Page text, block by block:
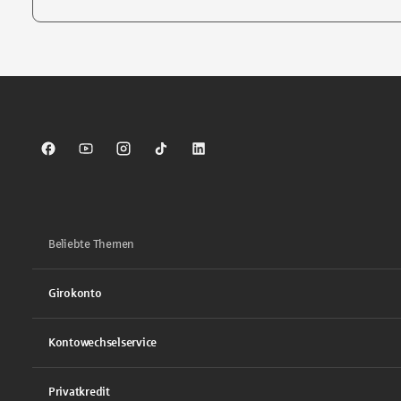
Sparkasse auf Facebook
Sparkasse auf Youtube
Sparkasse auf Instagram
Sparkasse auf TikTok
Sparkasse auf LinkedIn
Beliebte Themen
Girokonto
Kontowechselservice
Privatkredit